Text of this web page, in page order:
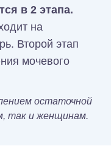
в 2 этапа.
на
Второй этап
мочевого
остаточной
так и женщинам.